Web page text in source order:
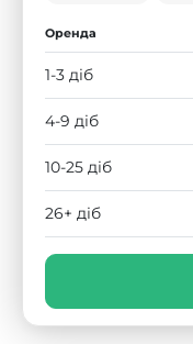
Оренда
1-3 діб
4-9 діб
10-25 діб
26+ діб